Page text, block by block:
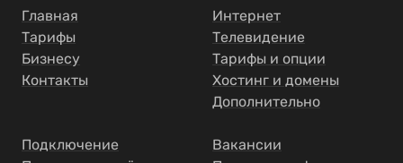
Главная
Тарифы
Бизнесу
Контакты
Интернет
Телевидение
Тарифы и опции
Хостинг и домены
Дополнительно
Подключение
Вакансии